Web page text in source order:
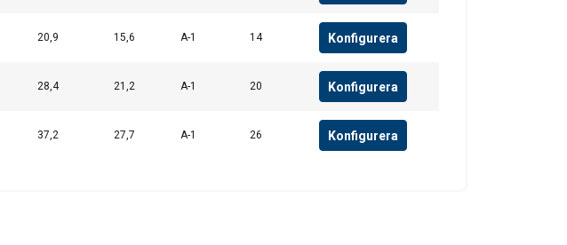
20,9 15,6 A-1 14 Konfigurera
28,4 21,2 A-1 20 Konfigurera
37,2 27,7 A-1 26 Konfigurera